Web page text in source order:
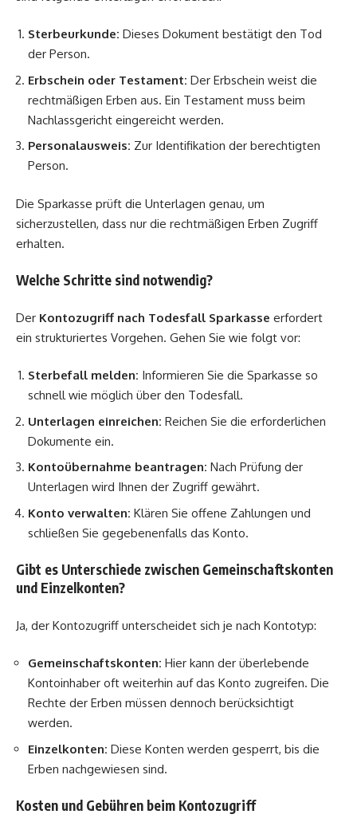
Sterbeurkunde: Dieses Dokument bestätigt den Tod
der Person.
Erbschein oder Testament: Der Erbschein weist die
rechtmäßigen Erben aus. Ein Testament muss beim
Nachlassgericht eingereicht werden.
Personalausweis: Zur Identifikation der berechtigten
Person.
Die Sparkasse prüft die Unterlagen genau, um
sicherzustellen, dass nur die rechtmäßigen Erben Zugriff
erhalten.
Welche Schritte sind notwendig?
Der Kontozugriff nach Todesfall Sparkasse erfordert
ein strukturiertes Vorgehen. Gehen Sie wie folgt vor:
Sterbefall melden: Informieren Sie die Sparkasse so
schnell wie möglich über den Todesfall.
Unterlagen einreichen: Reichen Sie die erforderlichen
Dokumente ein.
Kontoübernahme beantragen: Nach Prüfung der
Unterlagen wird Ihnen der Zugriff gewährt.
Konto verwalten: Klären Sie offene Zahlungen und
schließen Sie gegebenenfalls das Konto.
Gibt es Unterschiede zwischen Gemeinschaftskonten
und Einzelkonten?
Ja, der Kontozugriff unterscheidet sich je nach Kontotyp:
Gemeinschaftskonten: Hier kann der überlebende
Kontoinhaber oft weiterhin auf das Konto zugreifen. Die
Rechte der Erben müssen dennoch berücksichtigt
werden.
Einzelkonten: Diese Konten werden gesperrt, bis die
Erben nachgewiesen sind.
Kosten und Gebühren beim Kontozugriff